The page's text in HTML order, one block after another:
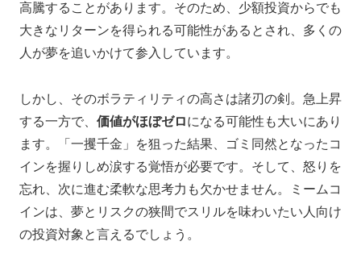
高騰することがあります。そのため、少額投資からでも
大きなリターンを得られる可能性があるとされ、多くの
人が夢を追いかけて参入しています。
しかし、そのボラティリティの高さは諸刃の剣。急上昇
する一方で、 価値がほぼゼロになる可能性も大いにあり
ます。「一攫千金」を狙った結果、ゴミ同然となったコ
インを握りしめ涙する覚悟が必要です。そして、怒りを
忘れ、次に進む柔軟な思考力も欠かせません。ミームコ
インは、夢とリスクの狭間でスリルを味わいたい人向け
の投資対象と言えるでしょう。